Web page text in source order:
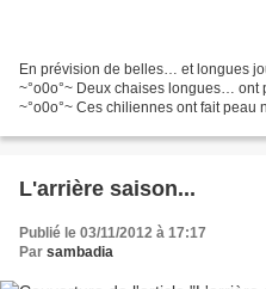
En prévision de belles… et longues
~°o0o°~ Deux chaises longues…
~°o0o°~ Ces chiliennes ont fait
L'arrière saison...
Publié le 03/11/2012 à 17:17
Par sambadia